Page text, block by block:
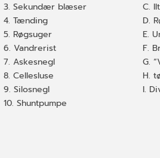
3. Sekundær blæser
4. Tænding
5. Røgsuger
6. Vandrerist
7. Askesnegl
8. Cellesluse
9. Silosnegl
10. Shuntpumpe
C.
D.
E.
F.
G.
H.
I.